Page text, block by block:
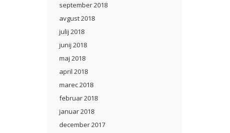
september 2018
avgust 2018
julij 2018
junij 2018
maj 2018
april 2018
marec 2018
februar 2018
januar 2018
december 2017